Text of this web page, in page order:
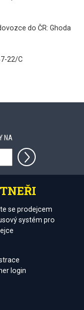
do ČR: Ghoda
22/C
NA
se prodejcem
systém pro
login